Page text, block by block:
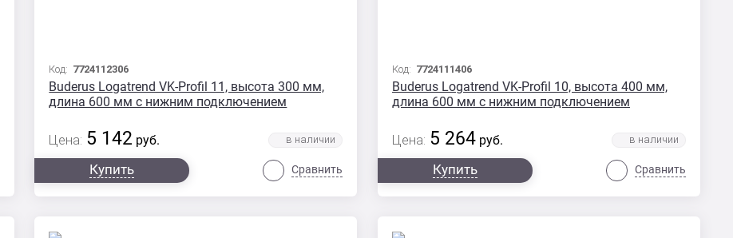
Код: 7724112306
Buderus Logatrend VK-Profil 11, высота 300 мм,
длина 600 мм с нижним подключением
Цена: 5 142 руб.
Купить Сравнить
Код: 7724111406
Buderus Logatrend VK-Profil 10, высота 400 мм,
длина 600 мм с нижним подключением
Цена: 5 264 руб.
Купить Сравнить